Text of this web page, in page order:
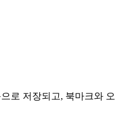
로 저장되고, 북마크와 오